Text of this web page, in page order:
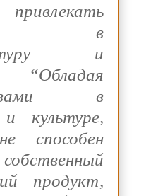
в
и
в
культуре,
способен
продукт,